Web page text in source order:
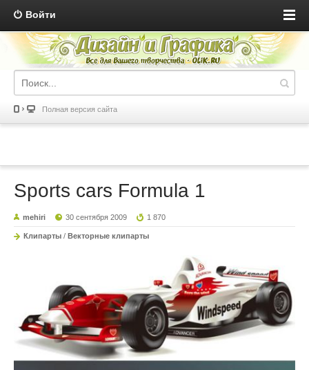
Войти
Полная версия сайта
Sports cars Formula 1
mehiri 30 сентября 2009 1 870
Клипарты / Векторные клипарты